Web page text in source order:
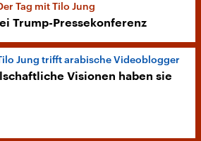
Tag mit Tilo Jung
Trump-Pressekonferenz
Jung trifft arabische Videoblogger
Visionen haben sie